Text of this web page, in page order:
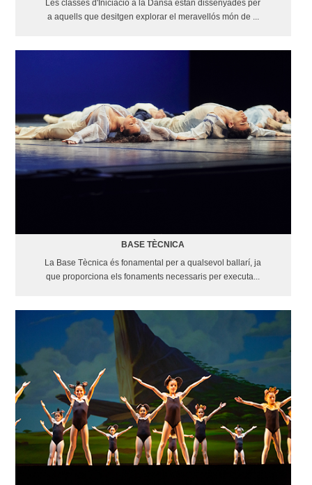
Les classes d'Iniciació a la Dansa estan dissenyades per
a aquells que desitgen explorar el meravellós món de ...
BASE TÈCNICA
La Base Tècnica és fonamental per a qualsevol ballarí, ja
que proporciona els fonaments necessaris per executa...